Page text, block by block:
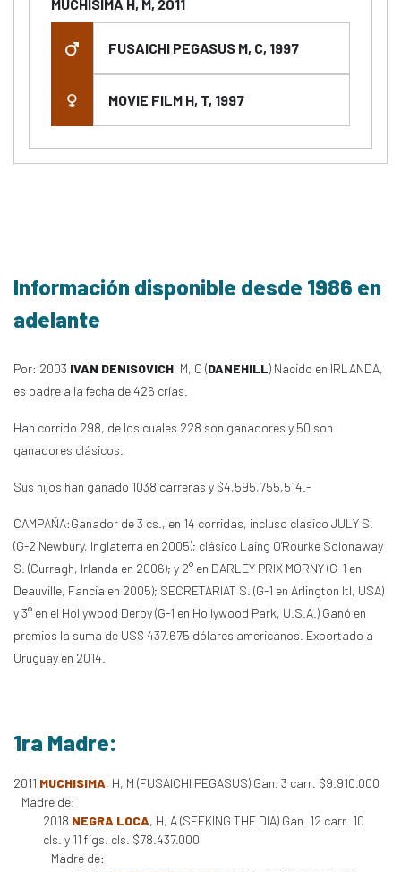
MUCHISIMA H, M, 2011
FUSAICHI PEGASUS M, C, 1997
MOVIE FILM H, T, 1997
Información disponible desde 1986 en
adelante
Por: 2003 IVAN DENISOVICH, M, C (DANEHILL) Nacido en IRLANDA,
es padre a la fecha de 426 crías.
Han corrido 298, de los cuales 228 son ganadores y 50 son
ganadores clásicos.
Sus hijos han ganado 1038 carreras y $4,595,755,514.-
CAMPAÑA:Ganador de 3 cs., en 14 corridas, incluso clásico JULY S.
(G-2 Newbury, Inglaterra en 2005); clásico Laing O'Rourke Solonaway
S. (Curragh, Irlanda en 2006); y 2° en DARLEY PRIX MORNY (G-1 en
Deauville, Fancia en 2005); SECRETARIAT S. (G-1 en Arlington Itl, USA)
y 3° en el Hollywood Derby (G-1 en Hollywood Park, U.S.A.) Ganó en
premios la suma de US$ 437.675 dólares americanos. Exportado a
Uruguay en 2014.
1ra Madre:
2011 MUCHISIMA, H, M (FUSAICHI PEGASUS) Gan. 3 carr. $9.910.000
Madre de:
2018 NEGRA LOCA, H, A (SEEKING THE DIA) Gan. 12 carr. 10
cls. y 11 figs. cls. $78.437.000
Madre de: